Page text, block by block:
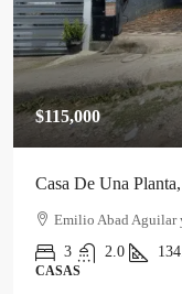
$115,000
Casa De Una
Emilio Abad Aguilar
3
2.0
CASAS